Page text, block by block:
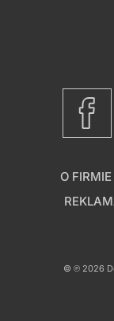
O FIRMIE
© ℗ 2026